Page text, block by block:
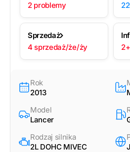
2 problemy
Sprzedaż
4 sprzedaż/że/ży
Rok
2013
Model
Lancer
Rodzaj silnika
2L DOHC MIVEC